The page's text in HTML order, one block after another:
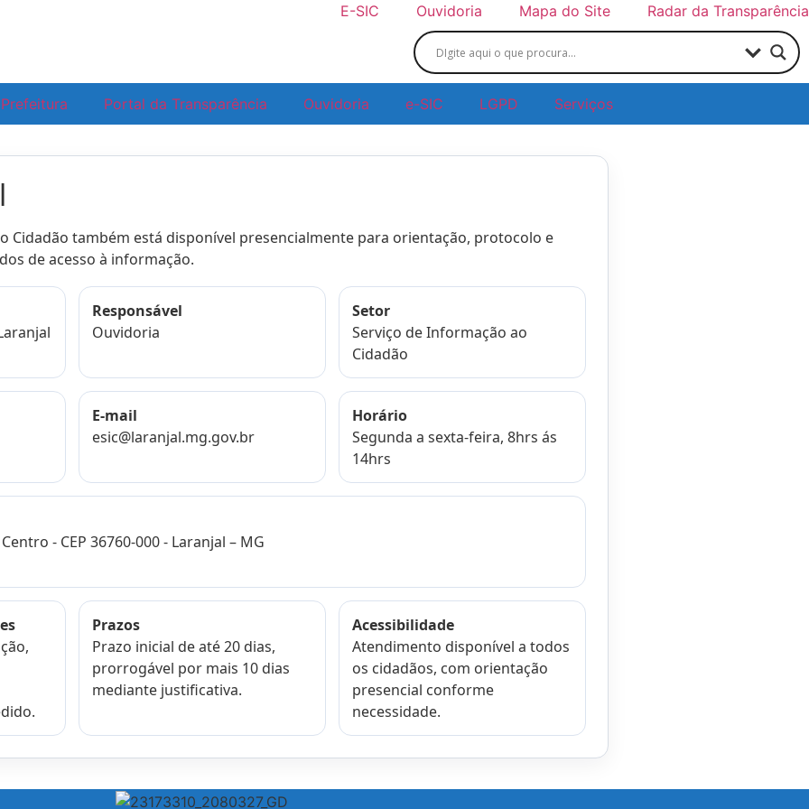
E-SIC Ouvidoria Mapa do Site Radar da Transparência
Portal da Transparência Ouvidoria e-SIC LGPD Serviços
Cidadão também está disponível presencialmente para orientação, protocolo e
de acesso à informação.
Responsável
Ouvidoria
Setor
Serviço de Informação ao
Cidadão
E-mail
esic@laranjal.mg.gov.br
Horário
Segunda a sexta-feira, 8hrs ás
14hrs
- CEP 36760-000 - Laranjal – MG
Prazos
Prazo inicial de até 20 dias,
prorrogável por mais 10 dias
mediante justificativa.
Acessibilidade
Atendimento disponível a todos
os cidadãos, com orientação
presencial conforme
necessidade.